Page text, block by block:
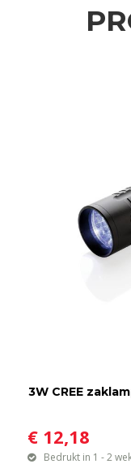
3W CREE
€ 12,18
Bedrukt in 1 - 2